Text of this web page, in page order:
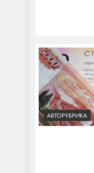
АВТОРУБРИКА